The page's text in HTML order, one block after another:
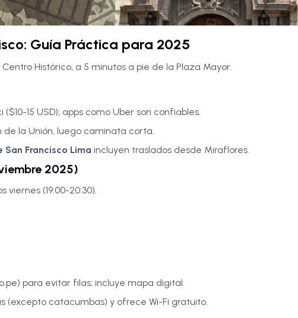
Guía Práctica para 2025
Histórico, a 5 minutos a pie de la Plaza Mayor.
15 USD); apps como Uber son confiables.
de la Unión, luego caminata corta.
Francisco Lima incluyen traslados desde Miraflores.
2025)
viernes (19:00-20:30).
para evitar filas; incluye mapa digital.
(excepto catacumbas) y ofrece Wi-Fi gratuito.